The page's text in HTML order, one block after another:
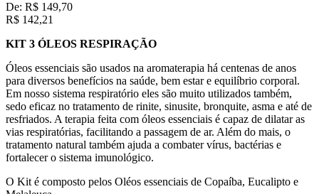
De: R$ 149,70
R$ 142,21
KIT 3 ÓLEOS RESPIRAÇÃO
Óleos essenciais são usados na aromaterapia há centenas de anos
para diversos benefícios na saúde, bem estar e equilíbrio corporal.
Em nosso sistema respiratório eles são muito utilizados também,
sedo eficaz no tratamento de rinite, sinusite, bronquite, asma e até de
resfriados. A terapia feita com óleos essenciais é capaz de dilatar as
vias respiratórias, facilitando a passagem de ar. Além do mais, o
tratamento natural também ajuda a combater vírus, bactérias e
fortalecer o sistema imunológico.
O Kit é composto pelos Oléos essenciais de Copaíba, Eucalipto e